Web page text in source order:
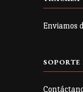
Enviamos
SOPORTE